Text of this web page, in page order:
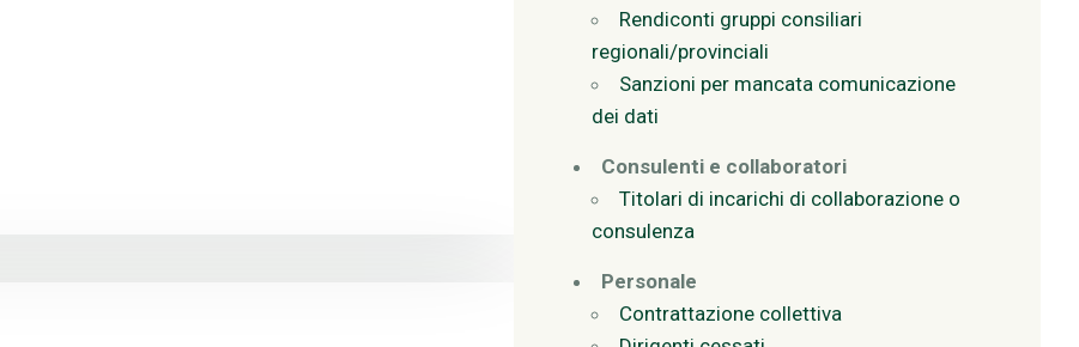
Rendiconti gruppi consiliari
regionali/provinciali
Sanzioni per mancata comunicazione
dei dati
Consulenti e collaboratori
Titolari di incarichi di collaborazione o
consulenza
Personale
Contrattazione collettiva